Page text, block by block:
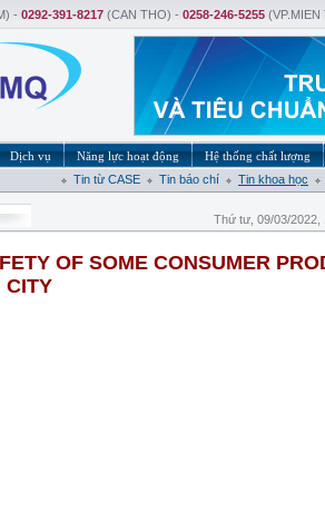
- 0292-391-8217 (CAN THO) - 0258-246-5255
Dịch vụ Năng lực hoạt động
Hệ thống chất lượng
Tin từ CASE
Tin báo chí Tin khoa học
Thứ tư, 09/03/2022,
OF SOME CONSUMER
CITY